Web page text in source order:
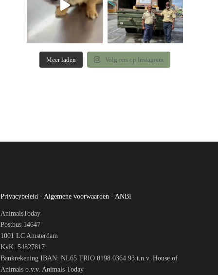
Meer laden Volg ons op Instagram
Privacybeleid - Algemene voorwaarden - ANBI
AnimalsToday
Postbus 14647
1001 LC Amsterdam
KvK: 54827817
Bankrekening IBAN: NL65 TRIO 0198 0364 93 t.n.v. House of
Animals o.v.v. Animals Today